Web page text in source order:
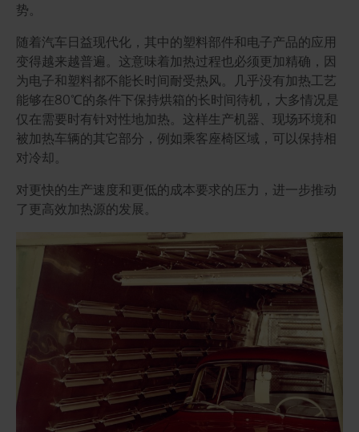
势。
随着汽车日益现代化，其中的塑料部件和电子产品的应用
变得越来越普遍。这意味着加热过程也必须更加精确，因
为电子和塑料都不能长时间耐受热风。几乎没有加热工艺
能够在80℃的条件下保持烘箱的长时间待机，大多情况是
仅在需要时有针对性地加热。这样生产机器、现场环境和
被加热车辆的其它部分，例如乘客座椅区域，可以保持相
对冷却。
对更快的生产速度和更低的成本要求的压力，进一步推动
了更高效加热源的发展。